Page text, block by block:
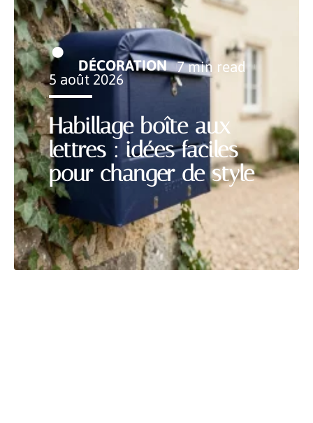
Habillage boîte aux
lettres : idées faciles
pour changer de style
DÉCORATION 7 min read
5 août 2026